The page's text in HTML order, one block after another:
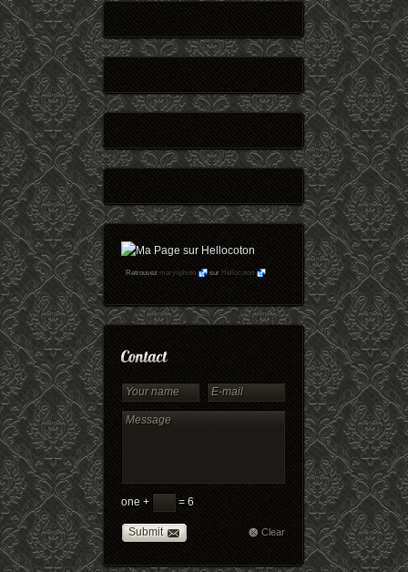
Retrouvezmaryophoto surHellocoton
one + = 6
Submit Clear